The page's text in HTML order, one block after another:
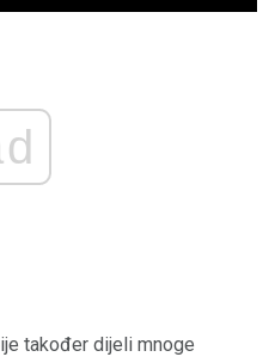
također dijeli mnoge